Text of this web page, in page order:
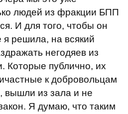
людей из фракции БПП
И для того, чтобы он
решила, на всякий
негодяев из
Которые публично, их
к добровольцам
вышли из зала и не
Я думаю, что таким